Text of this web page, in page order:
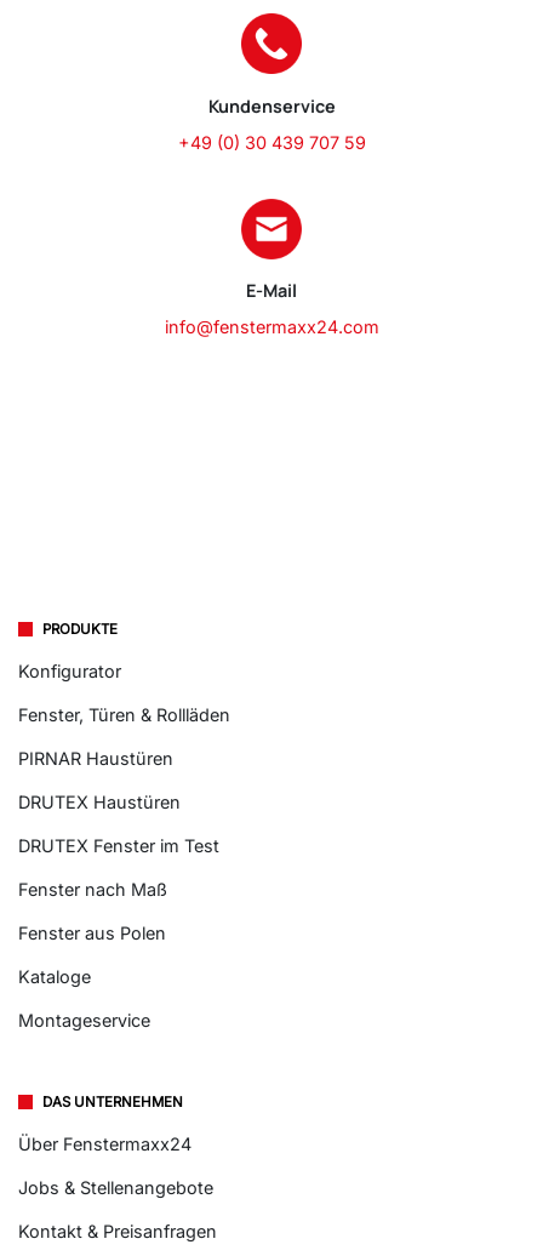
Kundenservice
+49 (0) 30 439 707 59
E-Mail
info@fenstermaxx24.com
PRODUKTE
Konfigurator
Fenster, Türen & Rollläden
PIRNAR Haustüren
DRUTEX Haustüren
DRUTEX Fenster im Test
Fenster nach Maß
Fenster aus Polen
Kataloge
Montageservice
DAS UNTERNEHMEN
Über Fenstermaxx24
Jobs & Stellenangebote
Kontakt & Preisanfragen